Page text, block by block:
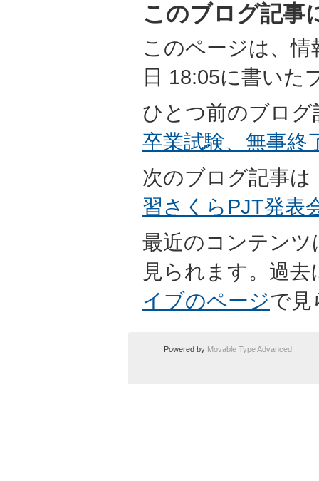
このブログ記事
このページは、情
日 18:05に書いた
ひとつ前のブログ
卒業試験、無事終
次のブログ記事は
習さくらPJT発表
最近のコンテンツ
見られます。過
イブのページで見
Powered by Movable Type Advanced